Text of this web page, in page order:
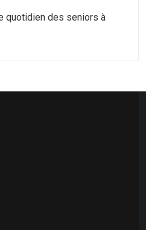
quotidien des seniors à